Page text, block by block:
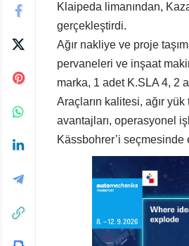
Klaipeda limanından,
gerçekleştirdi.
Ağır nakliye ve proje
pervaneleri ve inşaat
marka, 1 adet K.SLA 4, 2
Araçların kalitesi, ağır yük
avantajları, operasyonel
Kässbohrer’i